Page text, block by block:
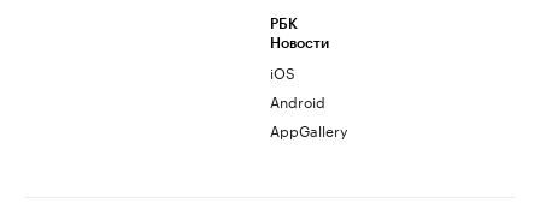
РБК
Новости
iOS
Android
AppGallery